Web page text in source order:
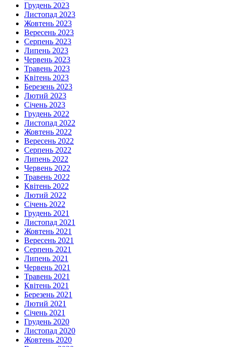
Грудень 2023
Листопад 2023
Жовтень 2023
Вересень 2023
Серпень 2023
Липень 2023
Червень 2023
Травень 2023
Квітень 2023
Березень 2023
Лютий 2023
Січень 2023
Грудень 2022
Листопад 2022
Жовтень 2022
Вересень 2022
Серпень 2022
Липень 2022
Червень 2022
Травень 2022
Квітень 2022
Лютий 2022
Січень 2022
Грудень 2021
Листопад 2021
Жовтень 2021
Вересень 2021
Серпень 2021
Липень 2021
Червень 2021
Травень 2021
Квітень 2021
Березень 2021
Лютий 2021
Січень 2021
Грудень 2020
Листопад 2020
Жовтень 2020